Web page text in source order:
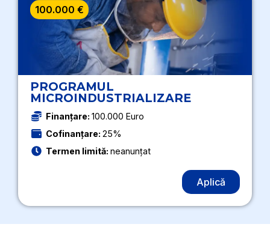
100.000 €
PROGRAMUL
MICROINDUSTRIALIZARE
Finanțare:100.000 Euro
Cofinanțare:25%
Termen limită:neanunțat
Aplică